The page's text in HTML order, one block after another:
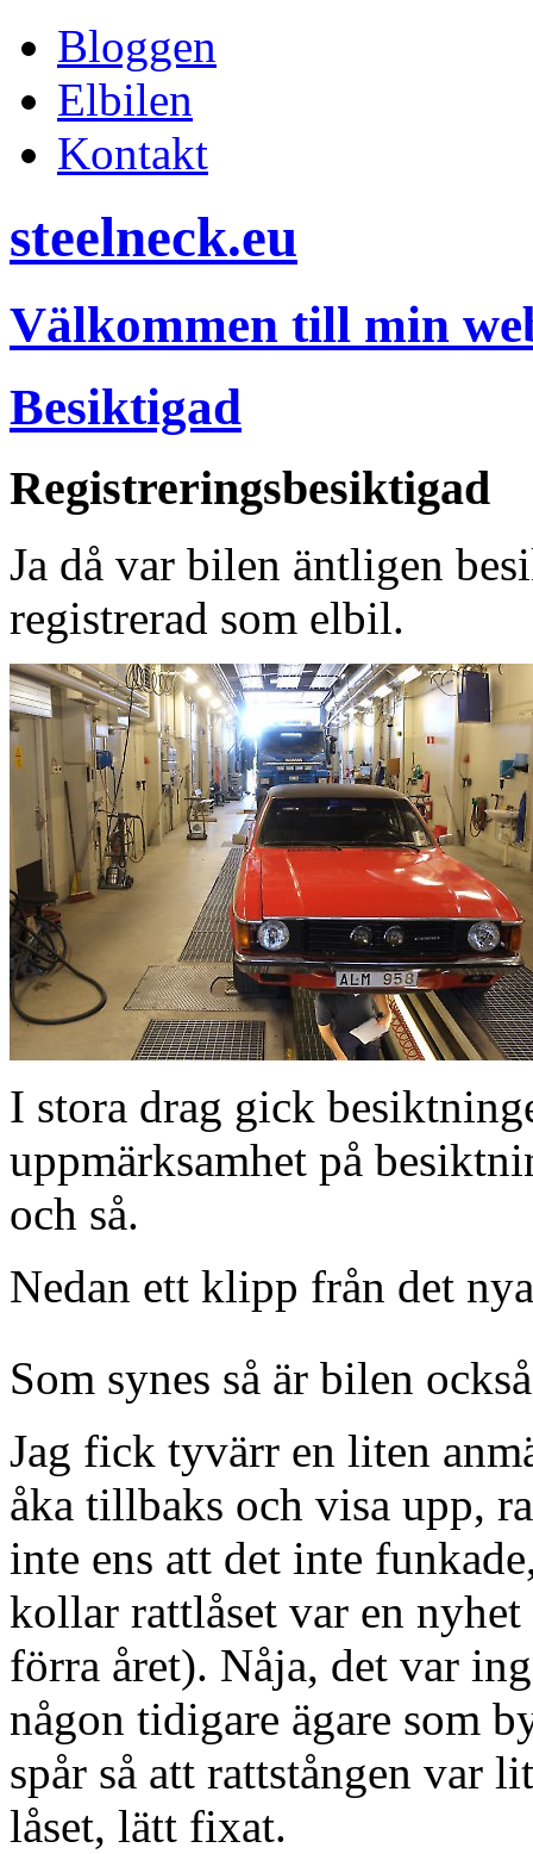
Bloggen
Elbilen
Kontakt
steelneck.eu
Välkommen till min
Besiktigad
Registreringsbesiktigad
Ja då var bilen äntligen
registrerad som elbil.
I stora drag gick
uppmärksamhet på
och så.
Nedan ett klipp från det
Som synes så är bilen
Jag fick tyvärr en liten
åka tillbaks och visa upp,
inte ens att det inte
kollar rattlåset var en
förra året). Nåja, det var
någon tidigare ägare som
spår så att rattstången var
låset, lätt fixat.